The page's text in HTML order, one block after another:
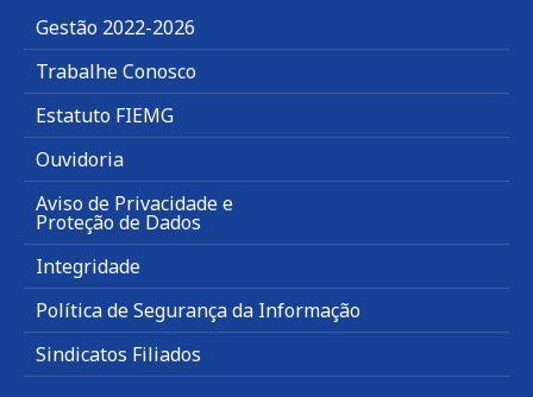
Gestão 2022-2026
Trabalhe Conosco
Estatuto FIEMG
Ouvidoria
Aviso de Privacidade e
Proteção de Dados
Integridade
Política de Segurança da Informação
Sindicatos Filiados